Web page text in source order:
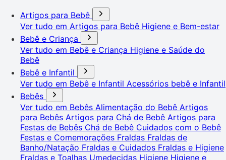
Artigos para Bebê
Ver tudo em Artigos para Bebê Higiene e Bem-estar
Bebê e Criança
Ver tudo em Bebê e Criança Higiene e Saúde do
Bebê
Bebê e Infantil
Ver tudo em Bebê e Infantil Acessórios bebê e Infantil
Bebês
Ver tudo em Bebês Alimentação do Bebê Artigos
para Bebês Artigos para Chá de Bebê Artigos para
Festas de Bebês Chá de Bebê Cuidados com o Bebê
Festas e Comemorações Fraldas Fraldas de
Banho/Natação Fraldas e Cuidados Fraldas e Higiene
Fraldas e Toalhas Umedecidas Higiene Higiene e